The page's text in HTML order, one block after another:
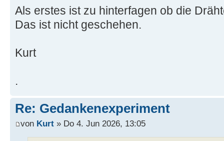
Als erstes ist zu hinterfagen ob die
Das ist nicht geschehen.
Kurt
.
Re: Gedankenexperiment
von Kurt » Do 4. Jun 2026, 13:05